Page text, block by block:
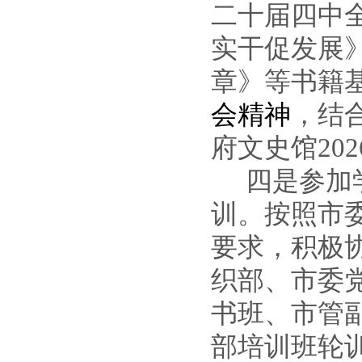
二十届四中
实干促发展
章》等书籍
会精神 ，结
府文史馆
四是参
训。 按照市
要求，积极
织部、市委
书班、市管
部培训班轮